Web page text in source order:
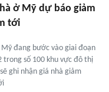
ở Mỹ dự báo giảm
tới
đang bước vào giai đoạn
trong số 100 khu vực đô thị
ghi nhận giá nhà giảm